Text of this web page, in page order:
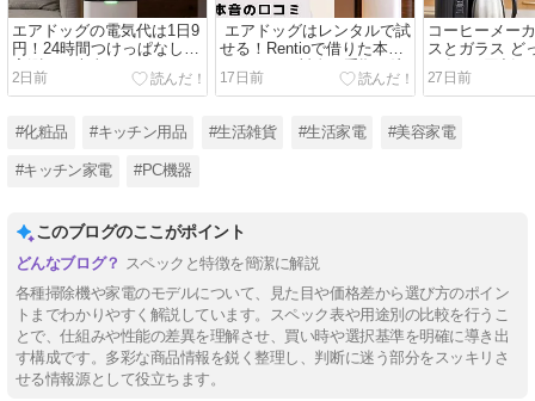
エアドッグの電気代は1日9
円！24時間つけっぱなしで
実測した本当のコスパ
2日前
エアドッグはレンタルで試
せる！Rentioで借りた本音
の口コミ｜料金・手順・注
意点をまるっと解説
17日前
コーヒーメー
スとガラス ど
15年で3回割
27日前
#化粧品 #キッチン用品 #生活雑貨 #生活家電 #美容家電
#キッチン家電 #PC機器
このブログのここがポイント
スペックと特徴を簡潔に解説
各種掃除機や家電のモデルについて、見た目や価格差から選び方のポイン
トまでわかりやすく解説しています。スペック表や用途別の比較を行うこ
とで、仕組みや性能の差異を理解させ、買い時や選択基準を明確に導き出
す構成です。多彩な商品情報を鋭く整理し、判断に迷う部分をスッキリさ
せる情報源として役立ちます。